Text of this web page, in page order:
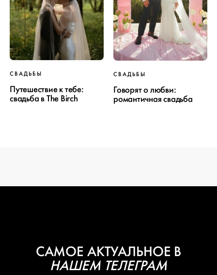
СВАДЬБЫ
Путешествие к тебе:
свадьба в The Birch
СВАДЬБЫ
Говорят о любви:
романтичная свадьба
ПРОЕКТ
СВАДЬБЫ
ОТ WEDDYWOOD
САМОЕ АКТУАЛЬНОЕ В
НАШЕМ ТЕЛЕГРАМ